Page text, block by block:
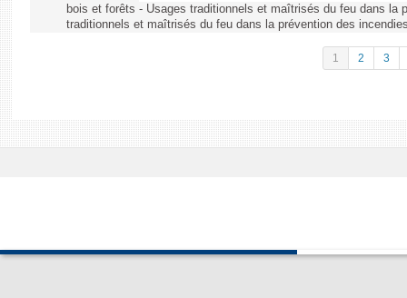
bois et forêts - Usages traditionnels et maîtrisés du feu dans la
traditionnels et maîtrisés du feu dans la prévention des
1 2 3